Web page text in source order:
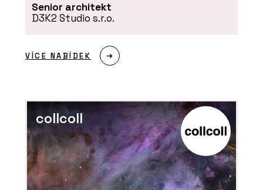
Senior architekt
D3K2 Studio s.r.o.
VÍCE NABÍDEK
collcoll